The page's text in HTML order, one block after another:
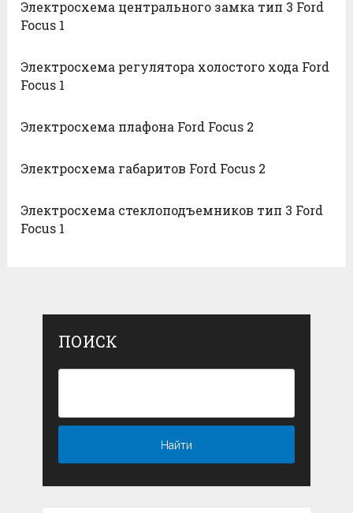
Электросхема центрального замка тип 3 Ford
Focus 1
Электросхема регулятора холостого хода Ford
Focus 1
Электросхема плафона Ford Focus 2
Электросхема габаритов Ford Focus 2
Электросхема стеклоподъемников тип 3 Ford
Focus 1
ПОИСК